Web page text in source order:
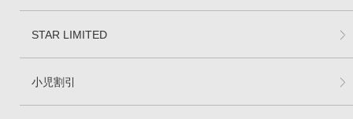
STAR LIMITED
小児割引